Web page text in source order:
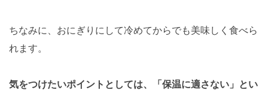
ちなみに、おにぎりにして冷めてからでも美味しく食べら
れます。
気をつけたいポイントとしては、「保温に適さない」とい